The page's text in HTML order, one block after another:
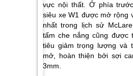
vực nội thất. Ở phía
siêu xe W1 được mở rộng
nhất trong lịch sử
tấm che nắng cũng được
tiêu giảm trọng lượng và
mở, hoàn thiện bởi sợi
3mm.